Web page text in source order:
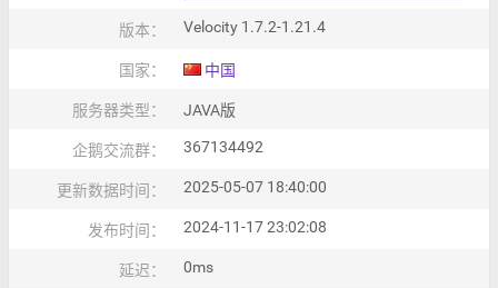
版本： Velocity 1.7.2-1.21.4
国家： 中国
服务器类型： JAVA版
企鹅交流群： 367134492
更新数据时间： 2025-05-07 18:40:00
发布时间： 2024-11-17 23:02:08
延迟： 0ms